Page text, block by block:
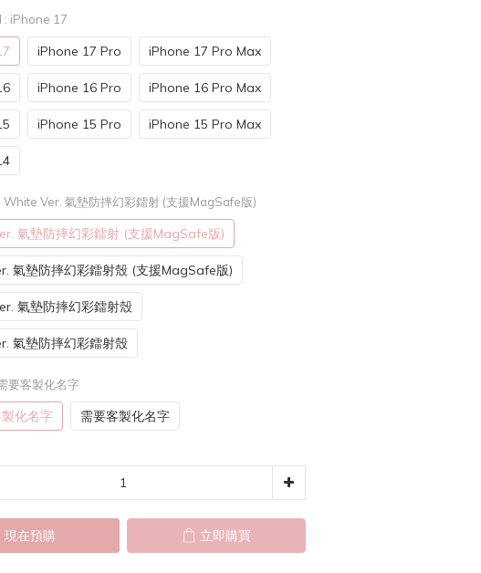
: iPhone 17
iPhone 17 Pro iPhone 17 Pro Max
iPhone 16 Pro iPhone 16 Pro Max
iPhone 15 Pro iPhone 15 Pro Max
: White Ver. 氣墊防摔幻彩鐳射 (支援MagSafe版)
氣墊防摔幻彩鐳射 (支援MagSafe版)
氣墊防摔幻彩鐳射殼 (支援MagSafe版)
氣墊防摔幻彩鐳射殼
氣墊防摔幻彩鐳射殼
要客製化名字
化名字 需要客製化名字
現在預購 立即購買